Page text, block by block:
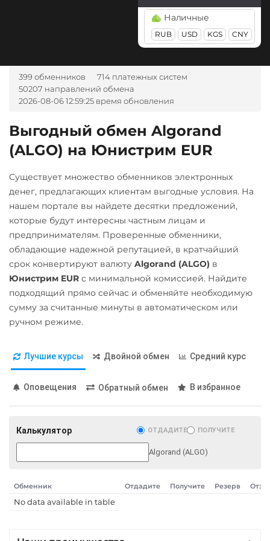
Litecoin (LTC)
Monero (XMR)
NEAR Protocol
Notcoin (NOT)
Ontology (ONT)
Optimism (OP)
Pax Dollar (USDP)
ERC20
Pepe
Pol (ex-MATIC)
POL
Qtum
Ravencoin (RVN)
Shib
Solana (SOL)
Starknet (STRK)
Stellar (XLM)
GBP
TRY PLN
SEK
CAD
MDL KGS
AZN
BGN CZK
GEL
HUF
NOK TJS
INR
IDR
ARS
А-Банк UAH
Ак Барс Банк RUB
RUB CASH-IN RUB
Беларусбанк BYN
ВТБ Банк RUB
Газпромбанк RUB
Евразийский Банк KZT
ЕРИП Расчет BYN
Карта Unionpay CNY
USD RUB EUR
UAH
AED
GEL ILS
IDR
Открытие RUB
Наличные
RUB USD KGS CNY
399 обменников
714 платежных систем
50207 направлений обмена
2026-08-06 12:59:25 время обновления
Выгодный обмен Algorand
(ALGO) на Юнистрим EUR
Существует множество обменников электронных
денег, предлагающих клиентам выгодные условия. На
нашем портале вы найдете десятки предложений,
которые будут интересны частным лицам и
предпринимателям. Проверенные обменники,
обладающие надежной репутацией, в кратчайший
срок конвертируют валюту Algorand (ALGO) в
Юнистрим EUR с минимальной комиссией. Найдите
подходящий прямо сейчас и обменяйте необходимую
сумму за считанные минуты в автоматическом или
ручном режиме.
Лучшие курсы Двойной обмен Средний курс
Оповещения Обратный обмен В избранное
Калькулятор ОТДАДИТЕ ПОЛУЧИТЕ
Algorand (ALGO)
Обменник Отдадите Получите Резерв
No data available in table